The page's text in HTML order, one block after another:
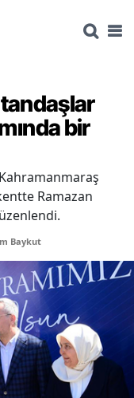
bir
Ramazan
Baykut